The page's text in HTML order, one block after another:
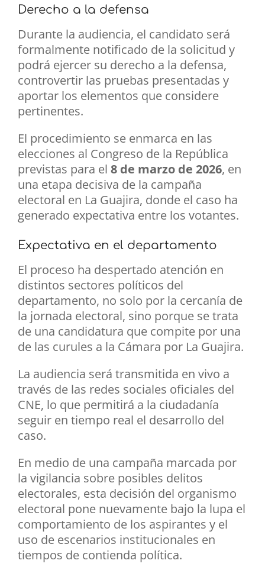
Derecho a la defensa
Durante la audiencia, el candidato será
formalmente notificado de la solicitud y
podrá ejercer su derecho a la defensa,
controvertir las pruebas presentadas y
aportar los elementos que considere
pertinentes.
El procedimiento se enmarca en las
elecciones al Congreso de la República
previstas para el 8 de marzo de 2026, en
una etapa decisiva de la campaña
electoral en La Guajira, donde el caso ha
generado expectativa entre los votantes.
Expectativa en el departamento
El proceso ha despertado atención en
distintos sectores políticos del
departamento, no solo por la cercanía de
la jornada electoral, sino porque se trata
de una candidatura que compite por una
de las curules a la Cámara por La Guajira.
La audiencia será transmitida en vivo a
través de las redes sociales oficiales del
CNE, lo que permitirá a la ciudadanía
seguir en tiempo real el desarrollo del
caso.
En medio de una campaña marcada por
la vigilancia sobre posibles delitos
electorales, esta decisión del organismo
electoral pone nuevamente bajo la lupa el
comportamiento de los aspirantes y el
uso de escenarios institucionales en
tiempos de contienda política.